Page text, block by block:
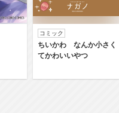
コミック
ちいかわ なんか小さく
てかわいいやつ